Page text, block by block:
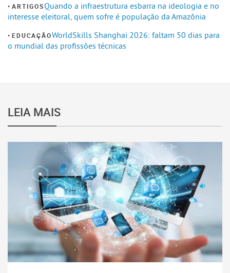
ARTIGOSQuando a infraestrutura esbarra na ideologia e no
interesse eleitoral, quem sofre é população da Amazônia
EDUCAÇÃOWorldSkills Shanghai 2026: faltam 50 dias para
o mundial das profissões técnicas
LEIA MAIS